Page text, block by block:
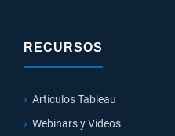
RECURSOS
Artículos Tableau
Webinars y Videos